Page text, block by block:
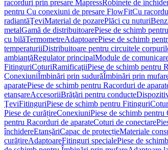
racorduri prin presare MapressRobinete de
pentru Cu conexiuni de presare FlowFitCu
radiantăŢeviMaterial de pozarePlăci cu nuturi
metalGamă de distribuitoarePiese de schimb
cu bilăTermometreAdaptoarePiese de schimb
temperaturiiDistribuitoare pentru circuitele
ambianţăRegulator principalModule de
FitinguriCoturiRamificaţiiPiese de schimb pentru
ConexiuniÎmbinări prin sudurăÎmbinări prin
aparatePiese de schimb pentru Racorduri de
etanșareAccesoriiBrăţări pentru conducte
ŢeviFitinguriPiese de schimb pentru Fitinguri
Piese de curățireConexiuniPiese de schimb pentru
pentru Racorduri de aparateCoturi de conectare
închidereEtanșăriCapac de protecțieMateriale
curățireAdaptoareFitinguri specialePiese de